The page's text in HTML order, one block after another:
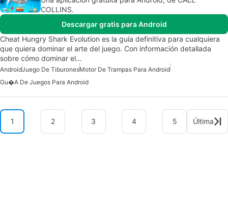
COLLINS.
Descargar gratis para Android
Cheat Hungry Shark Evolution es la guía definitiva para cualquiera
que quiera dominar el arte del juego. Con información detallada
sobre cómo dominar el…
AndroidJuego De TiburonesMotor De Trampas Para Android
Gu�a De Juegos Para Android
1 2 3 4 5 Última